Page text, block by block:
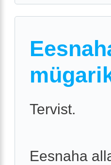
Tervist.
Eesnaha